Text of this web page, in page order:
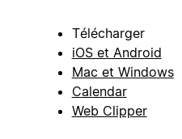
Télécharger
iOS et Android
Mac et Windows
Calendar
Web Clipper